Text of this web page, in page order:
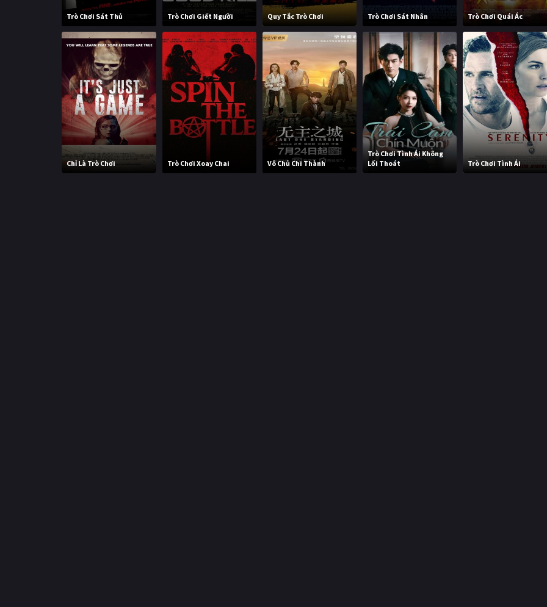
Trò Chơi Sát Thủ Trò Chơi Giết Người Quy Tắc Trò Chơi Trò Chơi Sát Nhân Trò Chơi Quái Ác
Chỉ Là Trò Chơi Trò Chơi Xoay Chai Vô Chủ Chi Thành
Trò Chơi Tình Ái Không
Lối Thoát
Trò Chơi Tình Ái